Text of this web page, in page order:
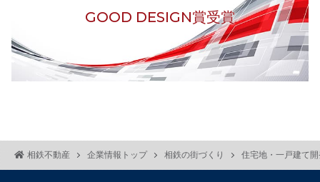
相鉄不動産 企業情報トップ 相鉄の街づくり 住宅地・一戸建て
GOOD DESIGN賞受賞